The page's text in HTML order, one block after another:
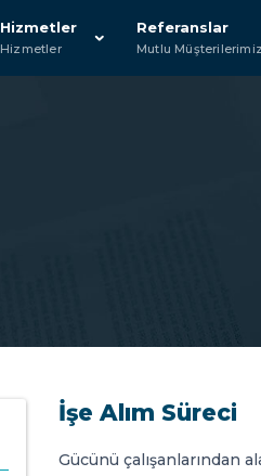
Hizmetler
Hizmetler
Referanslar
Mutlu Müşterilerimiz
İşe Alım Süreci
Gücünü çalışanlarından